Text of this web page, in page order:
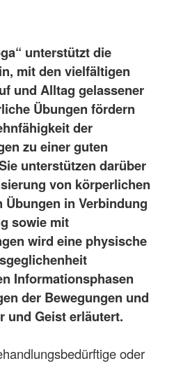
unterstützt die
mit den vielfältigen
und Alltag gelassener
Übungen fördern
der
zu einer guten
unterstützen darüber
von körperlichen
Übungen in Verbindung
sowie mit
wird eine physische
Informationsphasen
der Bewegungen und
und Geist erläutert.
oder